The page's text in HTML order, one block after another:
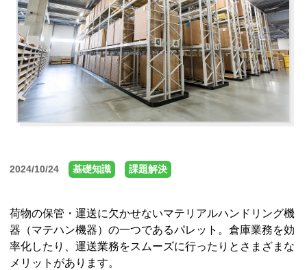
2024/10/24 基礎知識 課題解決
荷物の保管・運送に欠かせないマテリアルハンドリング機
器（マテハン機器）の一つであるパレット。倉庫業務を効
率化したり、運送業務をスムーズに行ったりとさまざまな
メリットがあります。